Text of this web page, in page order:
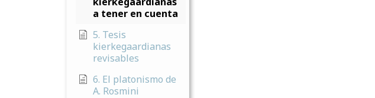
a tener en cuenta
5. Tesis
kierkegaardianas
revisables
6. El platonismo de
A. Rosmini